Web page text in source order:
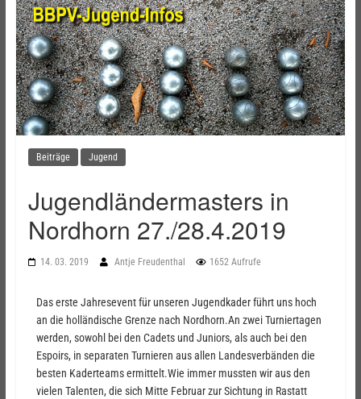
Beiträge Jugend
Jugendländermasters in
Nordhorn 27./28.4.2019
14. 03. 2019 Antje Freudenthal 1652 Aufrufe
Das erste Jahresevent für unseren Jugendkader führt uns hoch
an die holländische Grenze nach Nordhorn.An zwei Turniertagen
werden, sowohl bei den Cadets und Juniors, als auch bei den
Espoirs, in separaten Turnieren aus allen Landesverbänden die
besten Kaderteams ermittelt.Wie immer mussten wir aus den
vielen Talenten, die sich Mitte Februar zur Sichtung in Rastatt